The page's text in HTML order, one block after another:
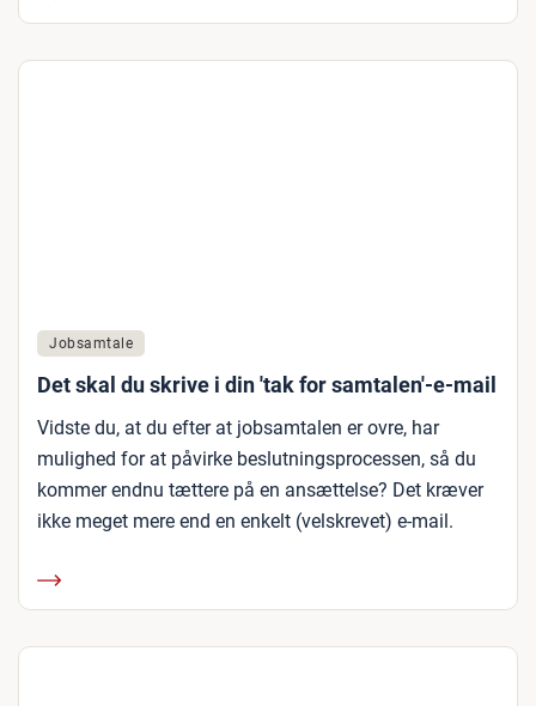
Jobsamtale
Det skal du skrive i din 'tak for samtalen'-e-mail
Vidste du, at du efter at jobsamtalen er ovre, har
mulighed for at påvirke beslutningsprocessen, så du
kommer endnu tættere på en ansættelse? Det kræver
ikke meget mere end en enkelt (velskrevet) e-mail.